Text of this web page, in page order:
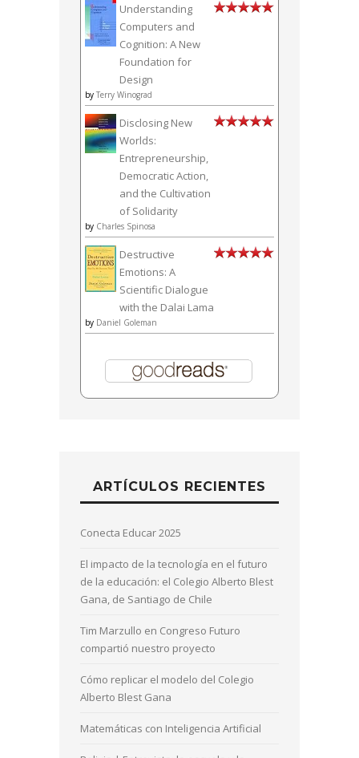
Understanding
Computers and
Cognition: A New
Foundation for
Design
by Terry Winograd
Disclosing New
Worlds:
Entrepreneurship,
Democratic Action,
and the Cultivation
of Solidarity
by Charles Spinosa
Destructive
Emotions: A
Scientific Dialogue
with the Dalai Lama
by Daniel Goleman
ARTÍCULOS RECIENTES
Conecta Educar 2025
El impacto de la tecnología en el futuro
de la educación: el Colegio Alberto Blest
Gana, de Santiago de Chile
Tim Marzullo en Congreso Futuro
compartió nuestro proyecto
Cómo replicar el modelo del Colegio
Alberto Blest Gana
Matemáticas con Inteligencia Artificial